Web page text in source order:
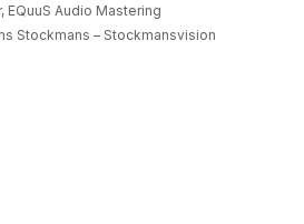
EQuuS Audio Mastering
Stockmans – Stockmansvision